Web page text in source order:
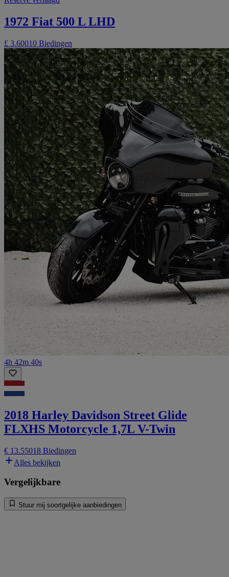
1972 Fiat 500 L LHD
£ 3.60010 Biedingen
4h 42m 40s
2018 Harley Davidson Street Glide
FLXHS Motorcycle 1,7L V-Twin
€ 13.55018 Biedingen
Alles bekijken
Vergelijkbare
Stuur mij soortgelijke aanbiedingen